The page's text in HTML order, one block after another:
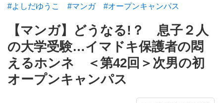
#よしだゆうこ
#マンガ #オープンキャンパス
【マンガ】どうなる!？ 息子２人
の大学受験…イマドキ保護者の悶
えるホンネ ＜第42回＞次男の初
オープンキャンパス